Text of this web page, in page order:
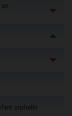
un
orphelin